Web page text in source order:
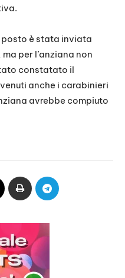
posto è stata inviata
per l’anziana non
constatato il
anche i carabinieri
avrebbe compiuto